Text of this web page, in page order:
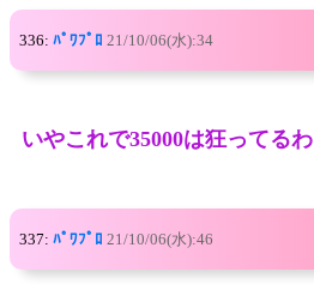
336: ﾊﾟﾜﾌﾟﾛ 21/10/06(水):34
いやこれで35000は狂ってるわ
337: ﾊﾟﾜﾌﾟﾛ 21/10/06(水):46